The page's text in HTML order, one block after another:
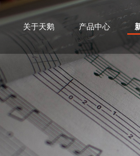
关于天鹅 产品中心